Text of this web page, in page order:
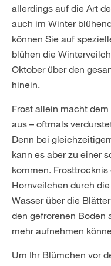
allerdings auf die Art
auch im Winter
können Sie auf
blühen die
Oktober über den
hinein.
Frost allein macht
aus – oftmals
Denn bei
kann es aber zu einer
kommen.
Hornveilchen durch
Wasser über die
den gefrorenen Boden
mehr aufnehmen
Um Ihr Blümchen vor